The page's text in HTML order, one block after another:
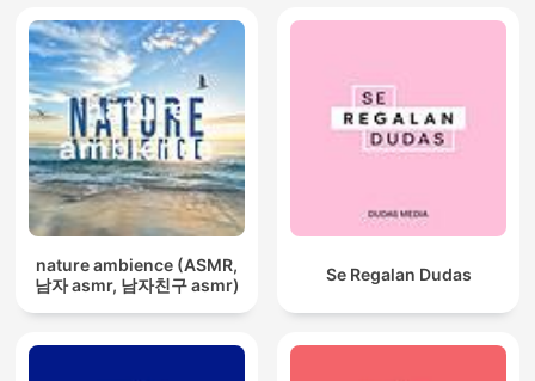
nature ambience (ASMR,
남자 asmr, 남자친구 asmr)
Se Regalan Dudas